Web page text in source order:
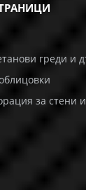
греди и
за стени